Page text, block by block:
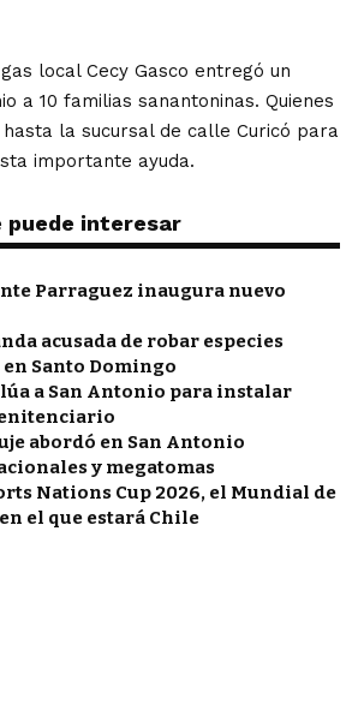
local Cecy Gasco entregó un
a 10 familias sanantoninas. Quienes
la sucursal de calle Curicó para
importante ayuda.
puede interesar
Parraguez inaugura nuevo
acusada de robar especies
Santo Domingo
a San Antonio para instalar
abordó en San Antonio
y megatomas
Nations Cup 2026, el Mundial de
el que estará Chile